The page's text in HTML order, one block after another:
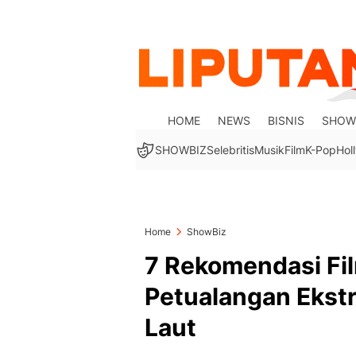
HOME NEWS BISNIS
SHOWBIZSelebritisMusikFilmK-Pop
Home ShowBiz
7 Rekomendasi
Petualangan
Laut